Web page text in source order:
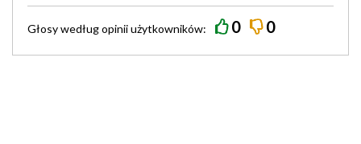
Głosy wedługopiniiużytkowników: 0 0